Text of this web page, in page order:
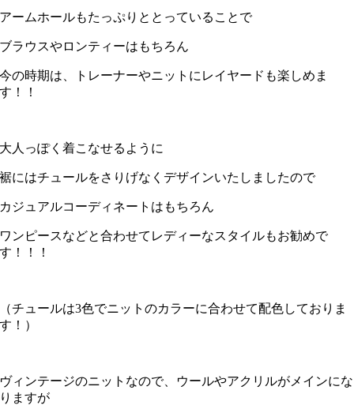
アームホールもたっぷりととっていることで
ブラウスやロンティーはもちろん
今の時期は、トレーナーやニットにレイヤードも楽しめま
す！！
大人っぽく着こなせるように
裾にはチュールをさりげなくデザインいたしましたので
カジュアルコーディネートはもちろん
ワンピースなどと合わせてレディーなスタイルもお勧めで
す！！！
（チュールは3色でニットのカラーに合わせて配色しておりま
す！）
ヴィンテージのニットなので、ウールやアクリルがメインにな
りますが